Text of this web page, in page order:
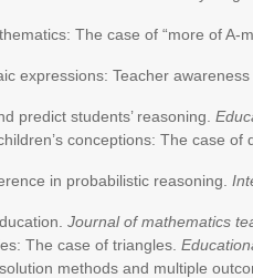
The case of “more of A-
expressions: Teacher
predict students’ reasoning.
conceptions: The case of
in probabilistic reasoning.
Journal of mathematics
The case of triangles.
methods and multiple